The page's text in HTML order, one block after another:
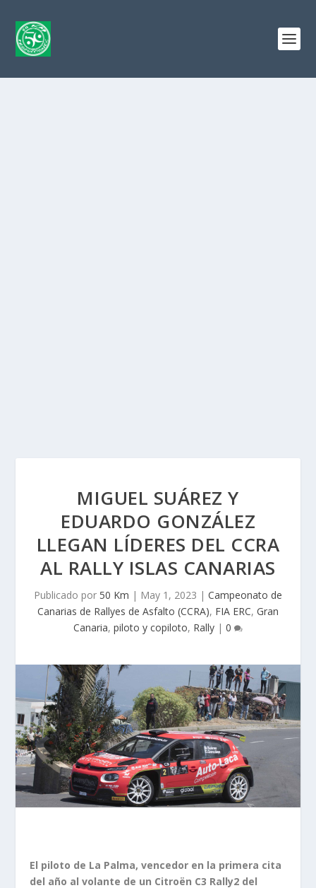
MIGUEL SUÁREZ Y
EDUARDO GONZÁLEZ
LLEGAN LÍDERES DEL CCRA
AL RALLY ISLAS CANARIAS
Publicado por 50 Km | May 1, 2023 | Campeonato de
Canarias de Rallyes de Asfalto (CCRA), FIA ERC, Gran
Canaria, piloto y copiloto, Rally | 0
El piloto de La Palma, vencedor en la primera cita
del año al volante de un Citroën C3 Rally2 del